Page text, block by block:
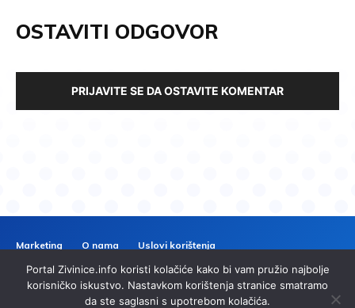
OSTAVITI ODGOVOR
PRIJAVITE SE DA OSTAVITE KOMENTAR
Marketing O nama
Uslovi korištenja
Politika privatnosti
Kontakt
ZIVINICEINFO
Portal Zivinice.info koristi kolačiće kako bi vam pružio najbolje
korisničko iskustvo. Nastavkom korištenja stranice smatramo
da ste saglasni s upotrebom kolačića.